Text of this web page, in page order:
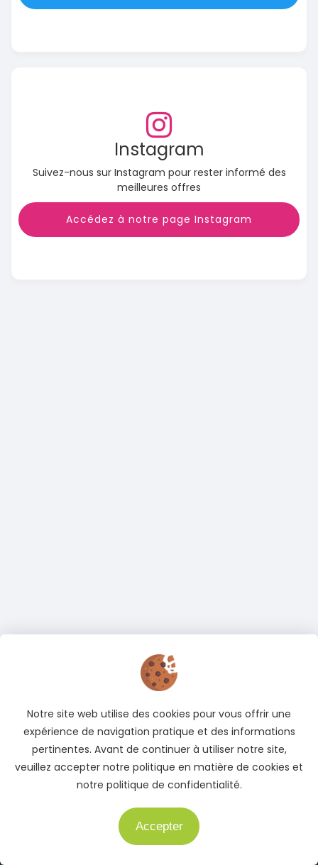
Instagram
Suivez-nous sur Instagram pour rester informé des
meilleures offres
Accédez à notre page Instagram
Téléphone
+225 05 04 78 83 83
+225 01 40 51 51 04
info@auto.ci
Notre site web utilise des cookies pour vous offrir une
expérience de navigation pratique et des informations
pertinentes. Avant de continuer à utiliser notre site,
veuillez accepter notre politique en matière de cookies et
notre politique de confidentialité.
Accepter